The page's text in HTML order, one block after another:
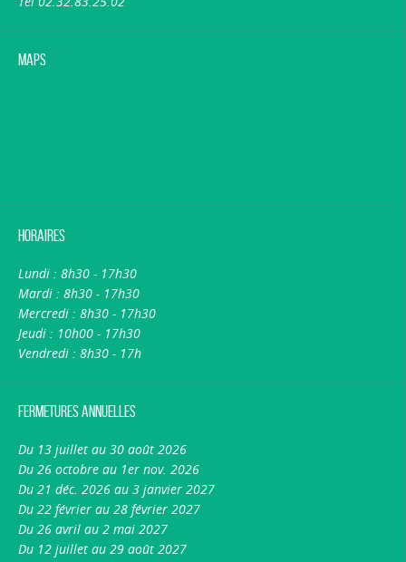
Maps
Horaires
Lundi : 8h30 - 17h30
Mardi : 8h30 - 17h30
Mercredi : 8h30 - 17h30
Jeudi : 10h00 - 17h30
Vendredi : 8h30 - 17h
Fermetures annuelles
Du 13 juillet au 30 août 2026
Du 26 octobre au 1er nov. 2026
Du 21 déc. 2026 au 3 janvier 2027
Du 22 février au 28 février 2027
Du 26 avril au 2 mai 2027
Du 12 juillet au 29 août 2027